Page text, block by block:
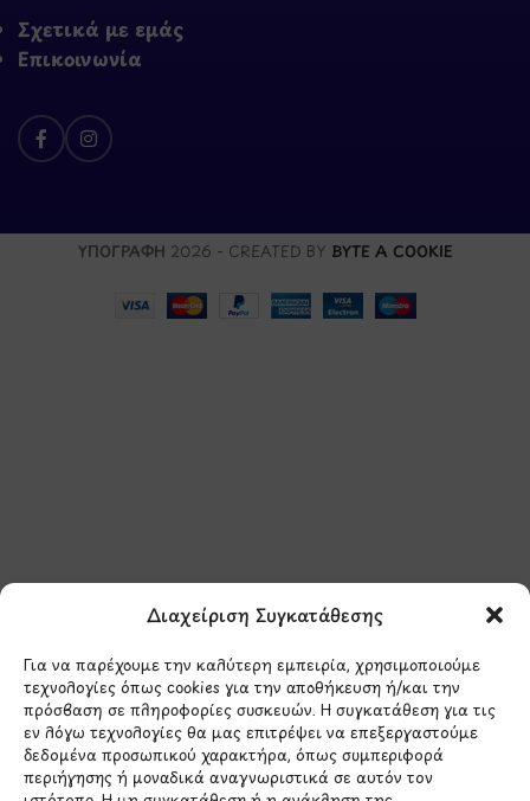
Διαχείριση Συγκατάθεσης
Για να παρέχουμε την καλύτερη εμπειρία, χρησιμοποιούμε
τεχνολογίες όπως cookies για την αποθήκευση ή/και την
πρόσβαση σε πληροφορίες συσκευών. Η συγκατάθεση για τις
εν λόγω τεχνολογίες θα μας επιτρέψει να επεξεργαστούμε
δεδομένα προσωπικού χαρακτήρα, όπως συμπεριφορά
περιήγησης ή μοναδικά αναγνωριστικά σε αυτόν τον
Σχετικά με εμάς
Επικοινωνία
ΥΠΟΓΡΑΦΗ 2026 - CREATED BY BYTE A COOKIE
Έχω διαβάσει και συμφωνώ με την
Πολιτική Απορρήτου